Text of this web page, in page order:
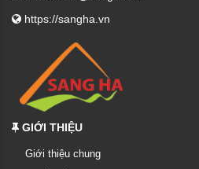
https://sangha.vn
GIỚI THIỆU
Giới thiệu chung